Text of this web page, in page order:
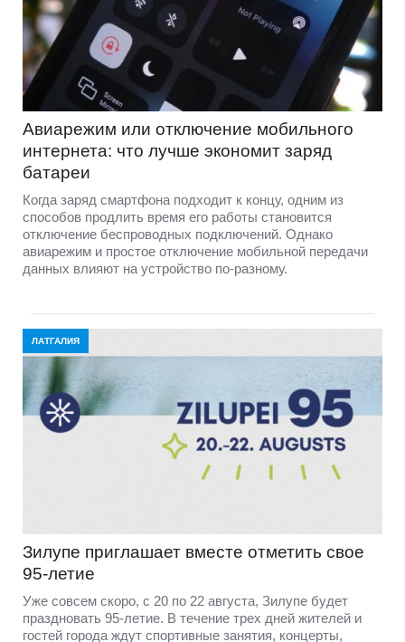
Авиарежим или отключение мобильного
интернета: что лучше экономит заряд
батареи
Когда заряд смартфона подходит к концу, одним из
способов продлить время его работы становится
отключение беспроводных подключений. Однако
авиарежим и простое отключение мобильной передачи
данных влияют на устройство по-разному.
ЛАТГАЛИЯ
Зилупе приглашает вместе отметить свое
95-летие
Уже совсем скоро, с 20 по 22 августа, Зилупе будет
праздновать 95-летие. В течение трех дней жителей и
гостей города ждут спортивные занятия, концерты,